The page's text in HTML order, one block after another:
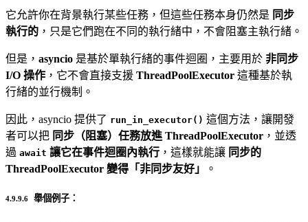
它允許你在背景執行某些任務，但這些任務本身仍然是 同步
執行的 ，只是它們跑在不同的執行緒中，不會阻塞主執行緒。
但是， asyncio 是基於單執行緒的事件迴圈，主要用於 非同步
I/O 操作 ，它不會直接支援 ThreadPoolExecutor 這種基於執
行緒的並行機制。
因此，asyncio 提供了 run_in_executor() 這個方法，讓開發
者可以把 同步（阻塞）任務放進 ThreadPoolExecutor ，並透
過 await 讓它在事件迴圈內執行 ，這樣就能讓 同步的
ThreadPoolExecutor 變得「非同步友好」
。
舉個例子：